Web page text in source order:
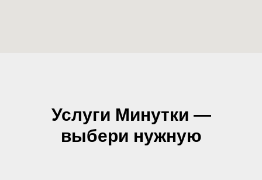
Услуги Минутки —
выбери нужную